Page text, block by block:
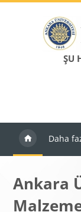
ŞU
Daha
Ankara